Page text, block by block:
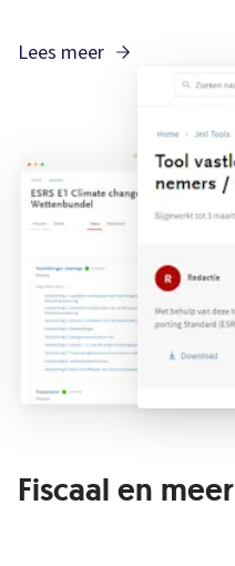
Lees meer
Fiscaal en meer